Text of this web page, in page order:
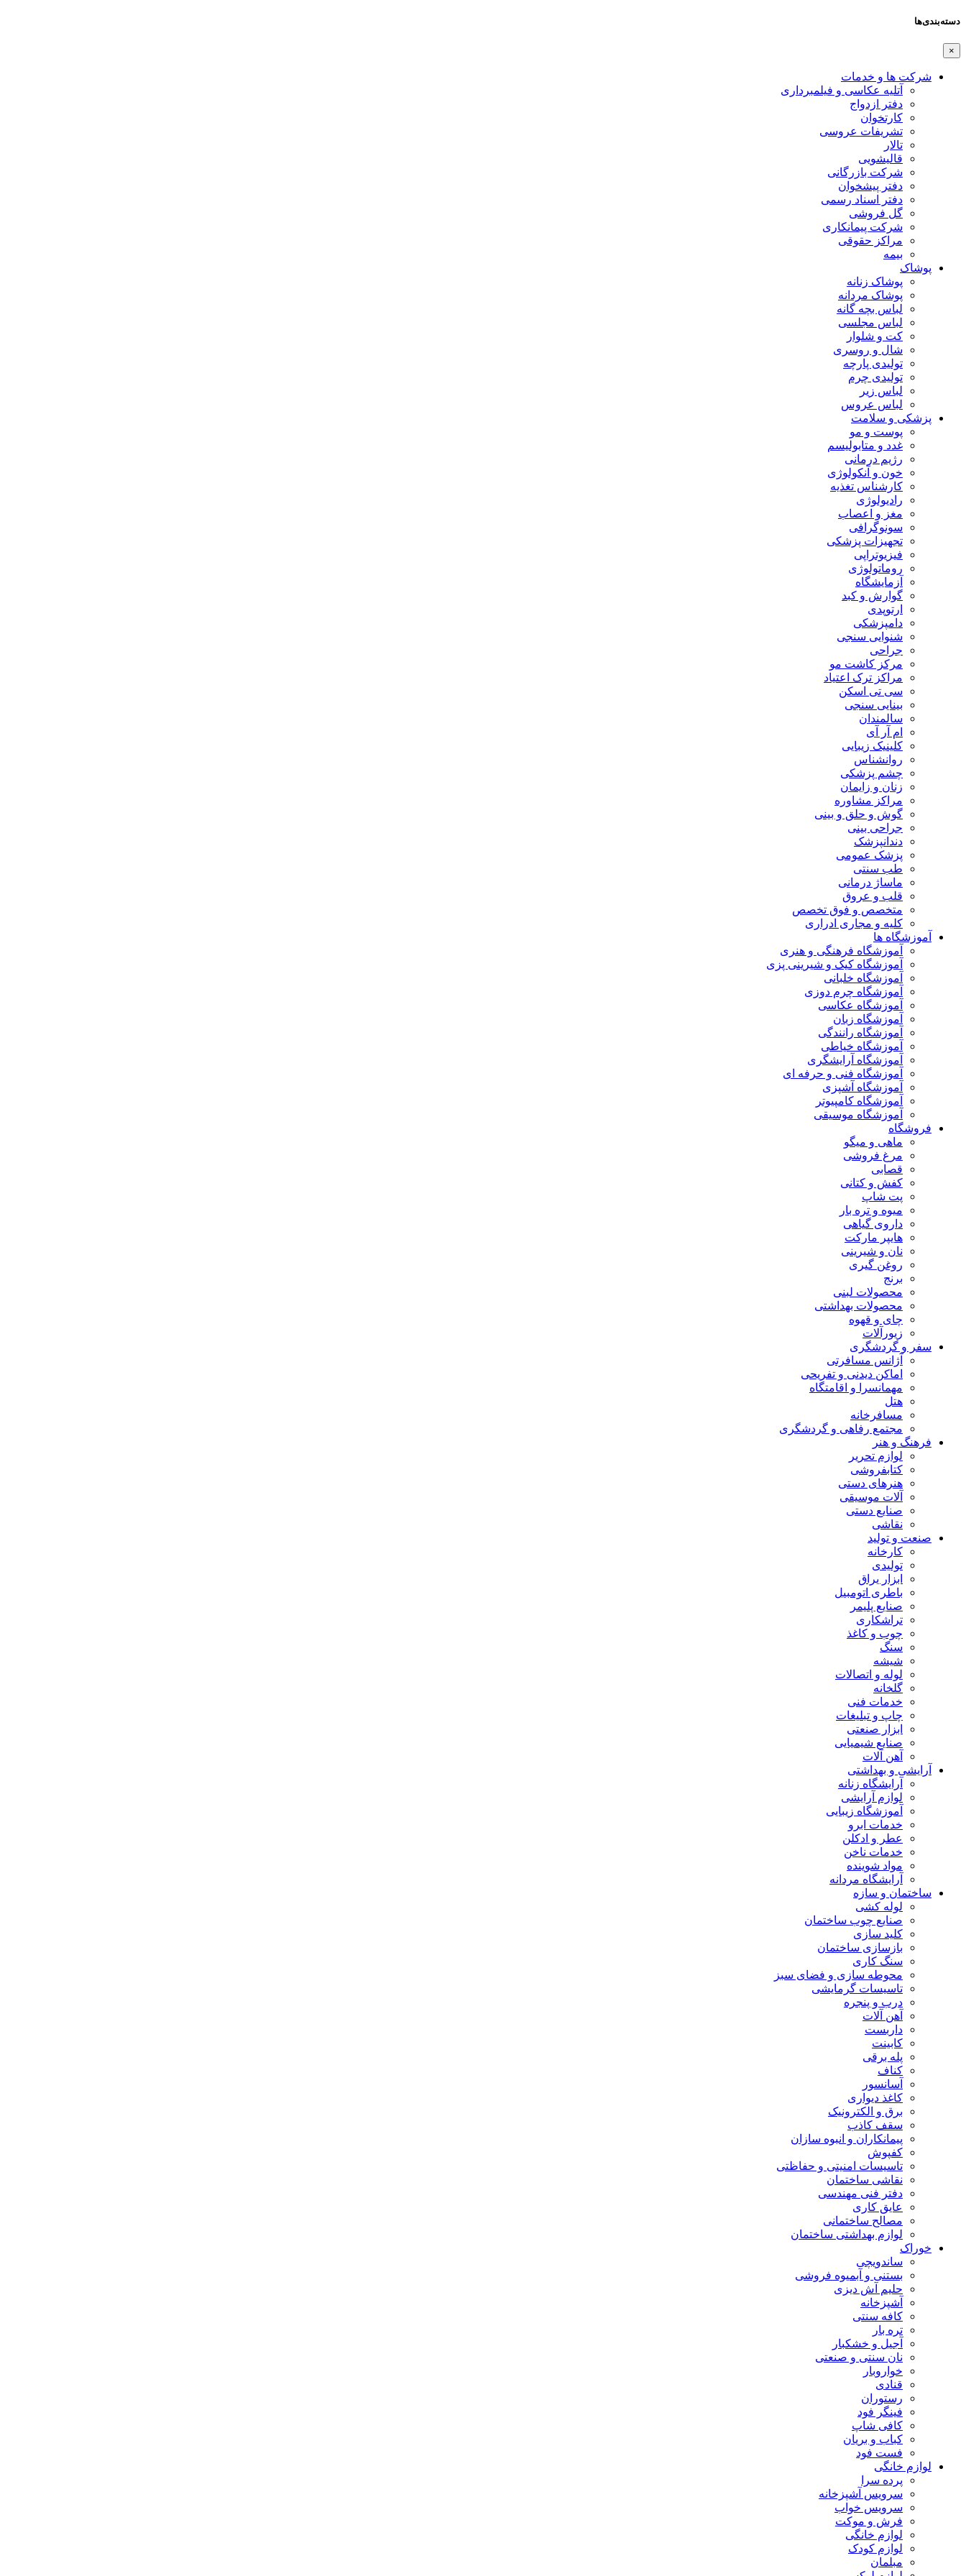
دسته‌بندی‌ها
×
شرکت ها و خدمات
آتلیه عکاسی و فیلمبرداری
دفتر ازدواج
کارتخوان
تشریفات عروسی
تالار
قالیشویی
شرکت بازرگانی
دفتر پیشخوان
دفتر اسناد رسمی
گل فروشی
شرکت پیمانکاری
مراکز حقوقی
بیمه
پوشاک
پوشاک زنانه
پوشاک مردانه
لباس بچه گانه
لباس مجلسی
کت و شلوار
شال و روسری
تولیدی پارچه
تولیدی چرم
لباس زیر
لباس عروس
پزشکی و سلامت
پوست و مو
غدد و متابولیسم
رژیم درمانی
خون و آنکولوژی
کارشناس تغذیه
رادیولوژی
مغز و اعصاب
سونوگرافی
تجهیزات پزشکی
فیزیوتراپی
روماتولوژی
آزمایشگاه
گوارش و کبد
ارتوپدی
دامپزشکی
شنوایی سنجی
جراحی
مرکز کاشت مو
مراکز ترک اعتیاد
سی تی اسکن
بینایی سنجی
سالمندان
ام آر آی
کلینیک زیبایی
روانشناس
چشم پزشکی
زنان و زایمان
مراکز مشاوره
گوش و حلق و بینی
جراحی بینی
دندانپزشک
پزشک عمومی
طب سنتی
ماساژ درمانی
قلب و عروق
متخصص و فوق تخصص
کلیه و مجاری ادراری
آموزشگاه ها
آموزشگاه فرهنگی و هنری
آموزشگاه کیک و شیرینی پزی
آموزشگاه خلبانی
آموزشگاه چرم دوزی
آموزشگاه عکاسی
آموزشگاه زبان
آموزشگاه رانندگی
آموزشگاه خیاطی
آموزشگاه آرایشگری
آموزشگاه فنی و حرفه ای
آموزشگاه آشپزی
آموزشگاه کامپیوتر
آموزشگاه موسیقی
فروشگاه
ماهی و میگو
مرغ فروشی
قصابی
کفش و کتانی
پت شاپ
میوه و تره بار
داروی گیاهی
هایپر مارکت
نان و شیرینی
روغن گیری
برنج
محصولات لبنی
محصولات بهداشتی
چای و قهوه
زیورآلات
سفر و گردشگری
آژانس مسافرتی
اماکن دیدنی و تفریحی
مهمانسرا و اقامتگاه
هتل
مسافرخانه
مجتمع رفاهی و گردشگری
فرهنگ و هنر
لوازم تحریر
کتابفروشی
هنرهای دستی
آلات موسیقی
صنایع دستی
نقاشی
صنعت و تولید
کارخانه
تولیدی
ابزار یراق
باطری اتومبیل
صنایع پلیمر
تراشکاری
چوب و کاغذ
سنگ
شیشه
لوله و اتصالات
گلخانه
خدمات فنی
چاپ و تبلیغات
ابزار صنعتی
صنایع شیمیایی
آهن آلات
آرایشی و بهداشتی
آرایشگاه زنانه
لوازم آرایشی
آموزشگاه زیبایی
خدمات ابرو
عطر و ادکلن
خدمات ناخن
مواد شوینده
آرایشگاه مردانه
ساختمان و سازه
لوله کشی
صنایع چوب ساختمان
کلید سازی
بازسازی ساختمان
سنگ کاری
محوطه سازی و فضای سبز
تاسیسات گرمایشی
درب و پنجره
آهن آلات
داربست
کابینت
پله برقی
کناف
آسانسور
کاغذ دیواری
برق و الکترونیک
سقف کاذب
پیمانکاران و انبوه سازان
کفپوش
تاسیسات امنیتی و حفاظتی
نقاشی ساختمان
دفتر فنی مهندسی
عایق کاری
مصالح ساختمانی
لوازم بهداشتی ساختمان
خوراک
ساندویچی
بستنی و آبمیوه فروشی
حلیم آش دیزی
آشپزخانه
کافه سنتی
تره بار
آجیل و خشکبار
نان سنتی و صنعتی
خواروبار
قنادی
رستوران
فینگر فود
کافی شاپ
کباب و بریان
فست فود
لوازم خانگی
پرده سرا
سرویس آشپزخانه
سرویس خواب
فرش و موکت
لوازم خانگی
لوازم کودک
مبلمان